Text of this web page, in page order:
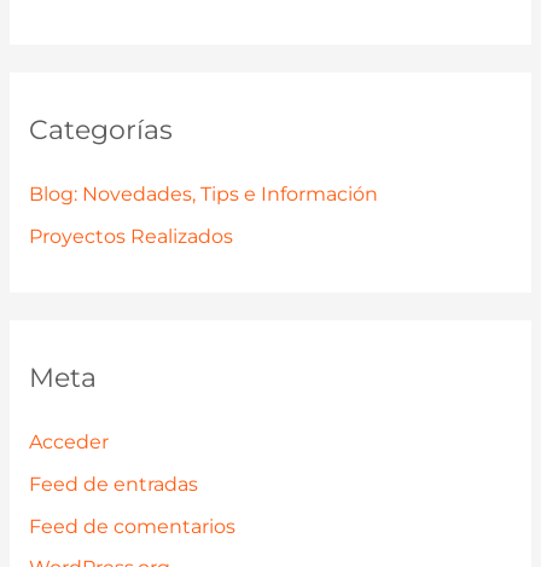
Categorías
Blog: Novedades, Tips e Información
Proyectos Realizados
Meta
Acceder
Feed de entradas
Feed de comentarios